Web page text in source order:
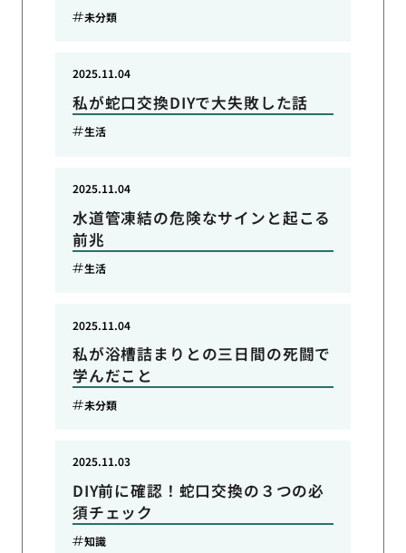
未分類
私が蛇口交換DIYで大失敗した話
2025.11.04
生活
水道管凍結の危険なサインと起こる
前兆
2025.11.04
生活
私が浴槽詰まりとの三日間の死闘で
学んだこと
2025.11.04
未分類
DIY前に確認！蛇口交換の３つの必
須チェック
2025.11.03
知識